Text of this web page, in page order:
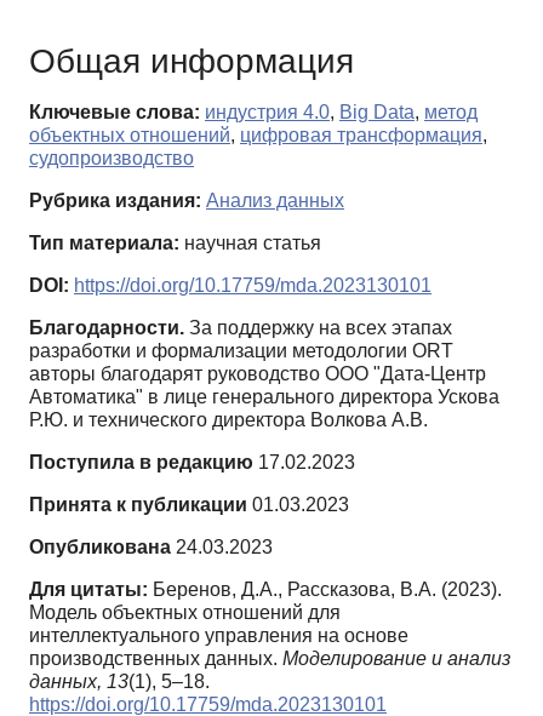
Общая информация
Ключевые слова: индустрия 4.0, Big Data, метод
объектных отношений, цифровая трансформация,
судопроизводство
Рубрика издания: Анализ данных
Тип материала: научная статья
DOI: https://doi.org/10.17759/mda.2023130101
Благодарности. За поддержку на всех этапах
разработки и формализации методологии ORT
авторы благодарят руководство ООО "Дата-Центр
Автоматика" в лице генерального директора Ускова
Р.Ю. и технического директора Волкова А.В.
Поступила в редакцию 17.02.2023
Принята к публикации 01.03.2023
Опубликована 24.03.2023
Для цитаты: Беренов, Д.А., Рассказова, В.А. (2023).
Модель объектных отношений для
интеллектуального управления на основе
производственных данных. Моделирование и анализ
данных, 13(1), 5–18.
https://doi.org/10.17759/mda.2023130101